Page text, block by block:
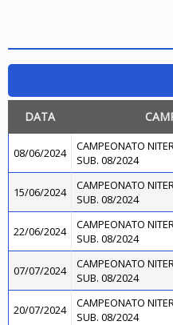
DATA
08/06/2024
CAMPEONATO
SUB. 08/2024
15/06/2024
CAMPEONATO
SUB. 08/2024
22/06/2024
CAMPEONATO
SUB. 08/2024
07/07/2024
CAMPEONATO
SUB. 08/2024
20/07/2024
CAMPEONATO
SUB. 08/2024